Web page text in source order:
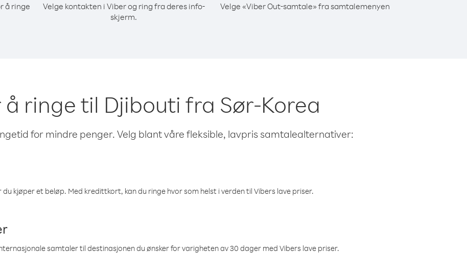
å ringe
Velge kontakten i Viber og ring fra deres info-
skjerm.
Velge «Viber Out-samtale» fra samtalemenyen
å ringe til Djibouti fra Sør-Korea
for mindre penger. Velg blant våre fleksible, lavpris samtalealternativer:
kjøper et beløp. Med kredittkort, kan du ringe hvor som helst i verden til Vibers lave priser.
samtaler til destinasjonen du ønsker for varigheten av 30 dager med Vibers lave priser.